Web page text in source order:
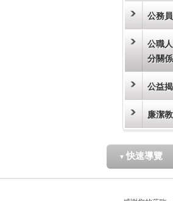
公務
公職
分關
公益
廉潔
▼ 快速導覽